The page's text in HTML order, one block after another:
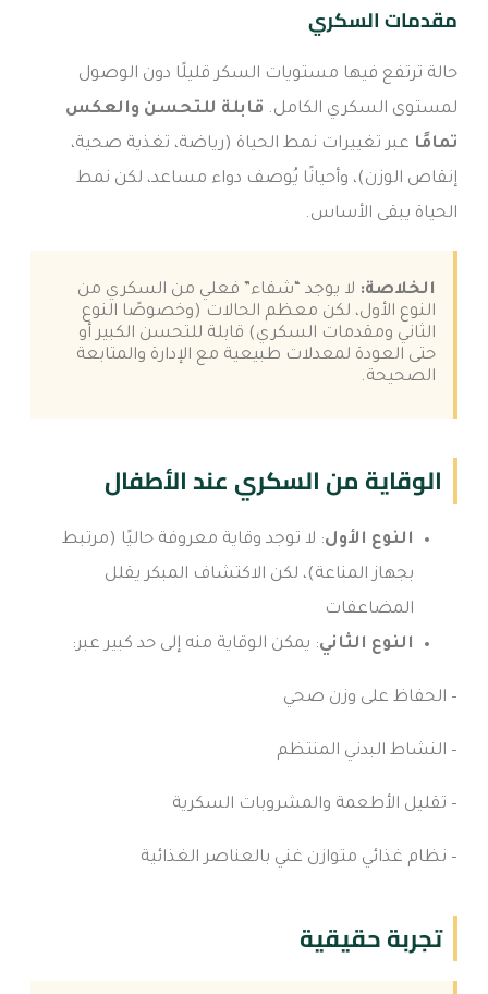
مقدمات السكري
حالة ترتفع فيها مستويات السكر قليلًا دون الوصول
لمستوى السكري الكامل. قابلة للتحسن والعكس
تمامًا عبر تغييرات نمط الحياة (رياضة، تغذية صحية،
إنقاص الوزن)، وأحيانًا يُوصف دواء مساعد، لكن نمط
الحياة يبقى الأساس.
الخلاصة: لا يوجد “شفاء” فعلي من السكري من
النوع الأول، لكن معظم الحالات (وخصوصًا النوع
الثاني ومقدمات السكري) قابلة للتحسن الكبير أو
حتى العودة لمعدلات طبيعية مع الإدارة والمتابعة
الصحيحة.
الوقاية من السكري عند الأطفال
النوع الأول: لا توجد وقاية معروفة حاليًا (مرتبط
بجهاز المناعة)، لكن الاكتشاف المبكر يقلل
المضاعفات
النوع الثاني: يمكن الوقاية منه إلى حد كبير عبر:
– الحفاظ على وزن صحي
– النشاط البدني المنتظم
– تقليل الأطعمة والمشروبات السكرية
– نظام غذائي متوازن غني بالعناصر الغذائية
تجربة حقيقية